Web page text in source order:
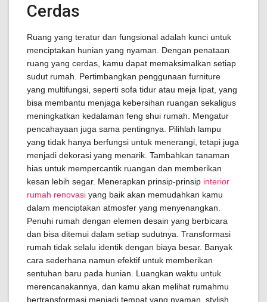
Cerdas
Ruang yang teratur dan fungsional adalah kunci untuk
menciptakan hunian yang nyaman. Dengan penataan
ruang yang cerdas, kamu dapat memaksimalkan setiap
sudut rumah. Pertimbangkan penggunaan furniture
yang multifungsi, seperti sofa tidur atau meja lipat, yang
bisa membantu menjaga kebersihan ruangan sekaligus
meningkatkan kedalaman feng shui rumah. Mengatur
pencahayaan juga sama pentingnya. Pilihlah lampu
yang tidak hanya berfungsi untuk menerangi, tetapi juga
menjadi dekorasi yang menarik. Tambahkan tanaman
hias untuk mempercantik ruangan dan memberikan
kesan lebih segar. Menerapkan prinsip-prinsip interior
rumah renovasi yang baik akan memudahkan kamu
dalam menciptakan atmosfer yang menyenangkan.
Penuhi rumah dengan elemen desain yang berbicara
dan bisa ditemui dalam setiap sudutnya. Transformasi
rumah tidak selalu identik dengan biaya besar. Banyak
cara sederhana namun efektif untuk memberikan
sentuhan baru pada hunian. Luangkan waktu untuk
merencanakannya, dan kamu akan melihat rumahmu
bertransformasi menjadi tempat yang nyaman, stylish,